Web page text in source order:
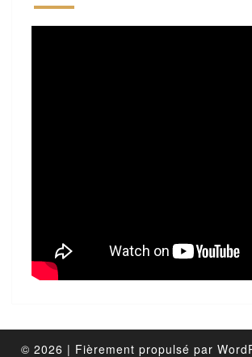
© 2026 | Fièrement propulsé par